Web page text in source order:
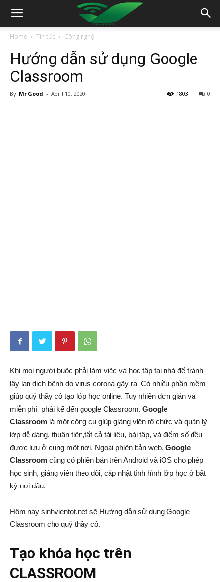
Home Tin tức Công nghệ
Hướng dẫn sử dụng Google
Classroom
By Mr Good - April 10, 2020 0
1803
Khi mọi người buộc phải làm việc và học tập tại nhà để tránh
lây lan dịch bệnh do virus corona gây ra. Có nhiều phần mềm
giúp quý thầy cô tạo lớp học online. Tuy nhiên đơn giản và
miễn phí phải kể đến google Classroom. Google
Classroom là một công cụ giúp giảng viên tổ chức và quản lý
lớp dễ dàng, thuận tiện,tất cả tài liệu, bài tập, và điểm số đều
được lưu ở cùng một nơi. Ngoài phiên bản web, Google
Classroom cũng có phiên bản trên Android và iOS cho phép
học sinh, giảng viên theo dõi, cập nhật tình hình lớp học ở bất
kỳ nơi đâu.
Hôm nay sinhvientot.net sẽ Hướng dẫn sử dụng Google
Classroom cho quý thầy cô.
Tạo khóa học trên
CLASSROOM